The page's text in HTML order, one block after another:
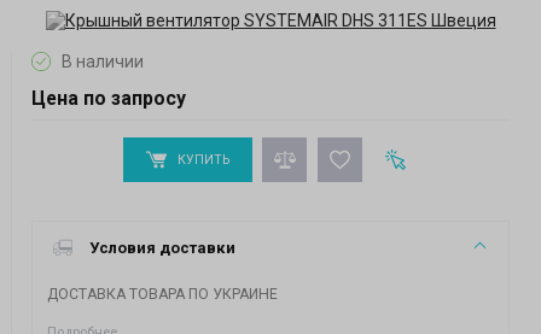
В наличии
Цена по запросу
КУПИТЬ
Условия доставки
ДОСТАВКА ТОВАРА ПО УКРАИНЕ